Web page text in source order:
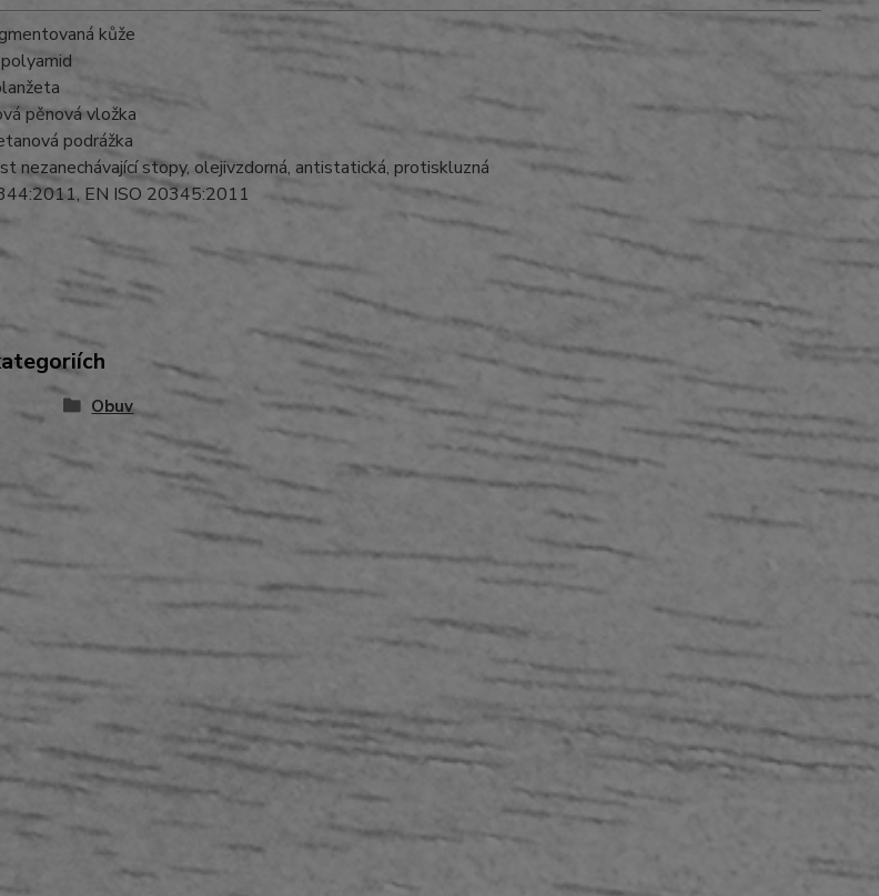
kůže
pěnová vložka
podrážka
nezanechávající stopy, olejivzdorná, antistatická, protiskluzná
EN ISO 20345:2011
Obuv